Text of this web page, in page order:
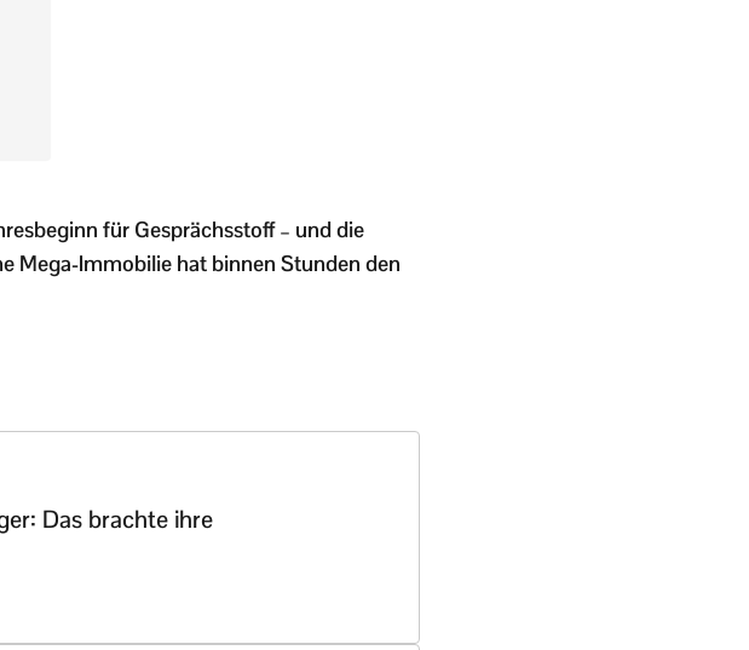
für Gesprächsstoff – und die
Mega-Immobilie hat binnen Stunden den
Das brachte ihre